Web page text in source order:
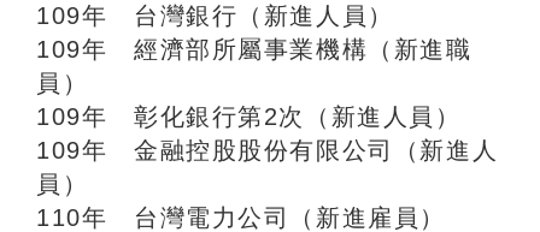
109年 台灣銀行（新進人員）
109年 經濟部所屬事業機構（新進職
員）
109年 彰化銀行第2次（新進人員）
109年 金融控股股份有限公司（新進人
員）
110年 台灣電力公司（新進雇員）